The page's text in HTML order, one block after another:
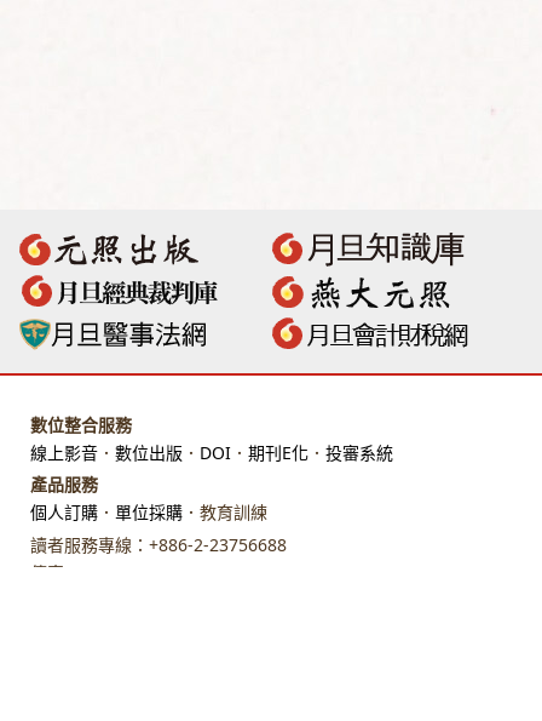
數位整合服務
線上影音 ． 數位出版 ． DOI ． 期刊E化 ． 投審系統
產品服務
個人訂購 ． 單位採購 ．教育訓練
讀者服務專線：+886-2-23756688
傳真：+886-2-23318496